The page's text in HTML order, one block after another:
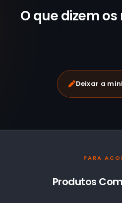
O que dizem
Deixar a
PARA
Produtos